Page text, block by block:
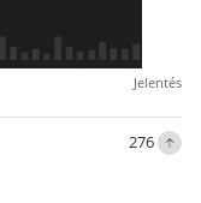
Jelentés
276